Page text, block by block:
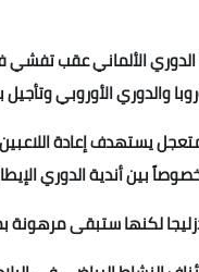
الألماني عقب تفشي
الأوروبي وتأجيل
يستهدف إعادة
بين أندية الدوري
لكنها ستبقى مرهونة